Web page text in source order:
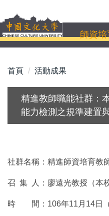
到
主
要
容
師資
首頁 活動成果
精進教師職能社群：
能力檢測之規準建置
社群名稱：精進師資培育教
召 集 人：廖遠光教授（本
時 間：106年11月14日（